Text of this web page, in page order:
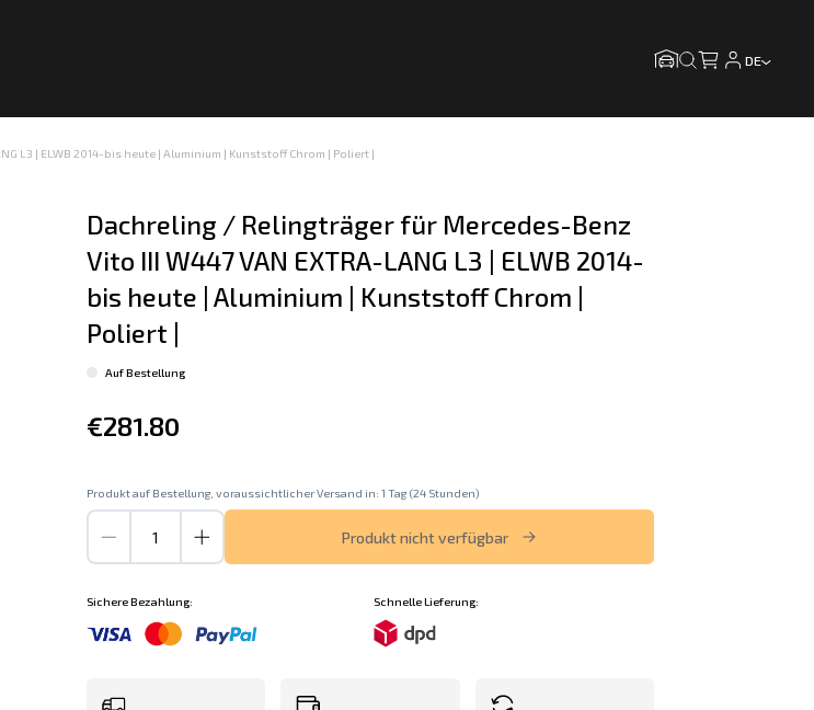
DE
L3 | ELWB 2014-bis heute | Aluminium | Kunststoff Chrom | Poliert |
Dachreling / Relingträger für Mercedes-Benz
Vito III W447 VAN EXTRA-LANG L3 | ELWB 2014-
bis heute | Aluminium | Kunststoff Chrom |
Poliert |
Auf Bestellung
€281.80
Produkt auf Bestellung, voraussichtlicher Versand in: 1 Tag (24 Stunden)
Produkt nicht verfügbar
Sichere Bezahlung: Schnelle Lieferung: